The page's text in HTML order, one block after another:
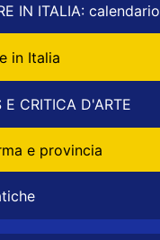
IN ITALIA: calendario
in Italia
CRITICA D'ARTE
e provincia